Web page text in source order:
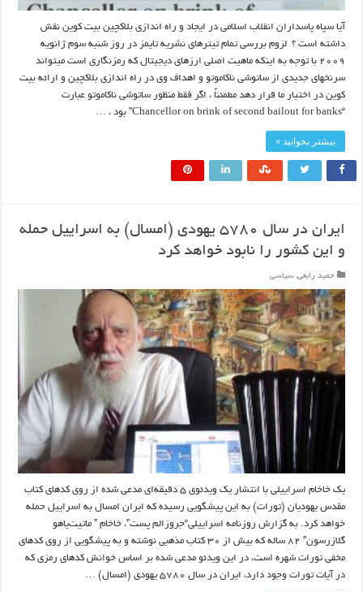
آیا سپاه پاسداران انقلاب اسلامی در ایجاد و راه اندازی بلاکچین بیت کوین نقش
داشته است ؟ لزوم بررسی تمام تیترهای نشریه تایمز در روز شنبه سوم ژانویه
۲۰۰۹ با توجه به اینکه ماهیت اصلی ارزهای دیجیتال که رمزنگاری است میتواند
سرنخهای جدیدی از ساتوشی ناکاموتو و اهداف وی در راه اندازی بلاکچین و ارائه بیت
کوین در اختیار ما قرار دهد مطمئناً ، اگر فقط منظور ساتوشی ناکاموتو عبارت
“Chancellor on brink of second bailout for banks” بود ، …
بیشتر بخوانید »
ایران در سال ۵۷۸۰ یهودی (امسال) به اسراییل حمله
و این کشور را نابود خواهد کرد
حمید رابعی, سیاسی
یک خاخام اسراییلی با انتشار یک ویدئوی ۵ دقیقه‌ای مدعی شده از روی کدهای کتاب
مقدس یهودیان (تورات) به این پیشگویی رسیده که ایران امسال به اسراییل حمله
خواهد کرد. به گزارش روزنامه اسراییلی“جروزالم پست”، خاخام ” ماتیت‌یاهو
گلازرسون” ۸۲ ساله که بیش از ۳۰ کتاب مذهبی نوشته و به پیشگویی از روی کدهای
مخفی تورات شهره است، در این ویدئو مدعی شده بر اساس خوانش کدهای رمزی که
در آیات تورات وجود دارد، ایران در سال ۵۷۸۰ یهودی (امسال) …